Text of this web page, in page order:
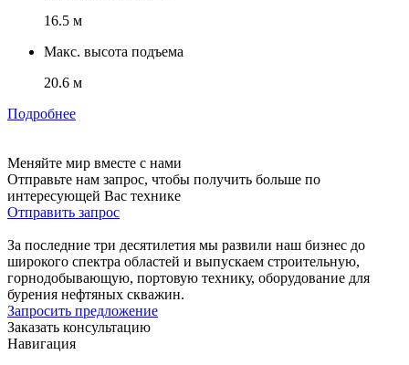
16.5 м
Макс. высота подъема
20.6 м
Подробнее
Меняйте мир вместе с нами
Отправьте нам запрос, чтобы получить больше по
интересующей Вас технике
Отправить запрос
За последние три десятилетия мы развили наш бизнес до
широкого спектра областей и выпускаем строительную,
горнодобывающую, портовую технику, оборудование для
бурения нефтяных скважин.
Запросить предложение
Заказать консультацию
Навигация